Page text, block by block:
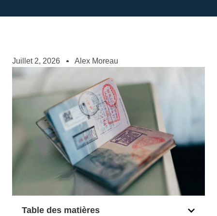
Juillet 2, 2026 Alex Moreau
Table des matières